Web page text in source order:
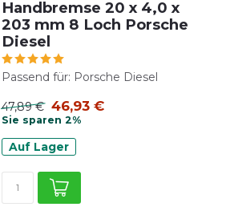
Handbremse 20 x 4,0 x
203 mm 8 Loch Porsche
Diesel
Passend für: Porsche Diesel
47,89 € 46,93 €
Sie sparen 2%
Auf Lager